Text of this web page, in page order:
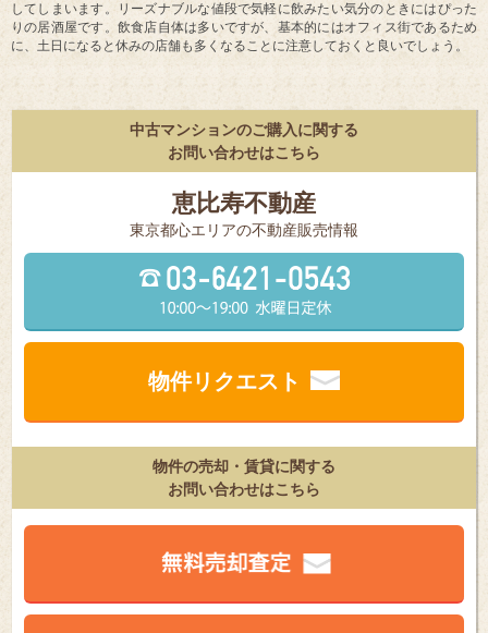
してしまいます。リーズナブルな値段で気軽に飲みたい気分のときにはぴった
りの居酒屋です。飲食店自体は多いですが、基本的にはオフィス街であるため
に、土日になると休みの店舗も多くなることに注意しておくと良いでしょう。
中古マンションのご購入に関する
お問い合わせはこちら
恵比寿不動産
東京都⼼エリアの不動産販売情報
物件リクエスト
物件の売却・賃貸に関する
お問い合わせはこちら